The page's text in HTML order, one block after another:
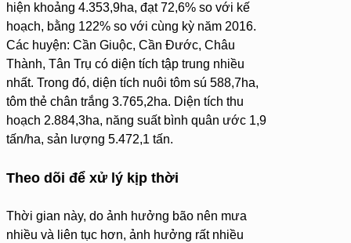
hiện khoảng 4.353,9ha, đạt 72,6% so với kế
hoạch, bằng 122% so với cùng kỳ năm 2016.
Các huyện: Cần Giuộc, Cần Đước, Châu
Thành, Tân Trụ có diện tích tập trung nhiều
nhất. Trong đó, diện tích nuôi tôm sú 588,7ha,
tôm thẻ chân trắng 3.765,2ha. Diện tích thu
hoạch 2.884,3ha, năng suất bình quân ước 1,9
tấn/ha, sản lượng 5.472,1 tấn.
Theo dõi để xử lý kịp thời
Thời gian này, do ảnh hưởng bão nên mưa
nhiều và liên tục hơn, ảnh hưởng rất nhiều